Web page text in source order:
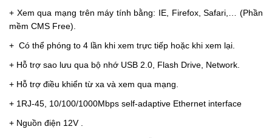
+ Xem qua mạng trên máy tính bằng: IE, Firefox, Safari,… (Phần
mềm CMS Free).
+ Có thể phóng to 4 lần khi xem trực tiếp hoặc khi xem lại.
+ Hỗ trợ sao lưu qua bộ nhớ USB 2.0, Flash Drive, Network.
+ Hỗ trợ điều khiển từ xa và xem qua mạng.
+ 1RJ-45, 10/100/1000Mbps self-adaptive Ethernet interface
+ Nguồn điện 12V .